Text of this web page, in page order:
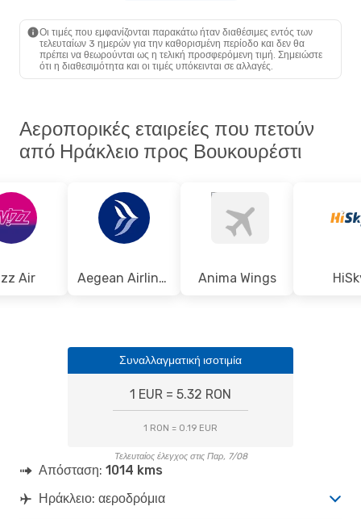
- HER
Οι τιμές που εμφανίζονται παρακάτω ήταν διαθέσιμες εντός των
τελευταίων 3 ημερών για την καθορισμένη περίοδο και δεν θα
πρέπει να θεωρούνται ως η τελική προσφερόμενη τιμή. Σημειώστε
ότι η διαθεσιμότητα και οι τιμές υπόκεινται σε αλλαγές.
Αεροπορικές εταιρείες που πετούν
από Ηράκλειο προς Βουκουρέστι
Air Aegean Airlines Anima Wings
Συναλλαγματική ισοτιμία
1 EUR = 5.32 RON
1 RON = 0.19 EUR
Τελευταίος έλεγχος στις Παρ, 7/08
Απόσταση: 1014 kms
Ηράκλειο: αεροδρόμια